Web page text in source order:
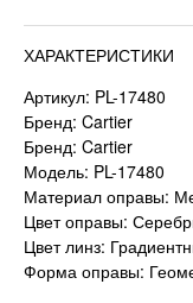
ХАРАКТЕРИСТИКИ
Артикул: PL-17480
Бренд: Cartier
Бренд: Cartier
Модель: PL-17480
Материал оправы:
Цвет оправы:
Цвет линз:
Форма оправы: